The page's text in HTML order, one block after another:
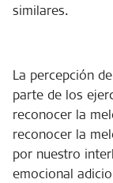
similares.
La percepción
parte de los
reconocer la
reconocer la
por nuestro
emocional